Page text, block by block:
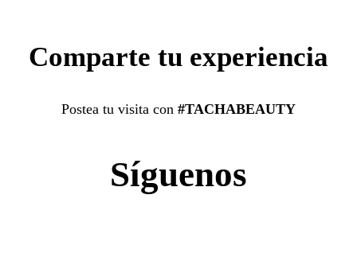
Comparte tu experiencia
Postea tu visita con #TACHABEAUTY
Síguenos